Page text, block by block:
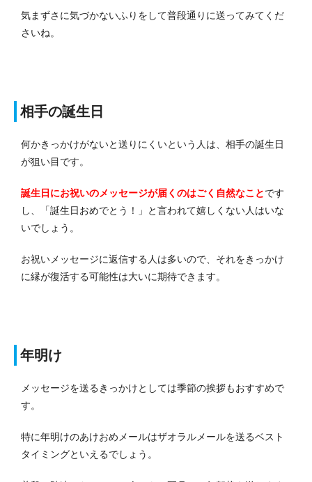
気まずさに気づかないふりをして普段通りに送ってみてくだ
さいね。
相手の誕生日
何かきっかけがないと送りにくいという人は、相手の誕生日
が狙い目です。
誕生日にお祝いのメッセージが届くのはごく自然なことです
し、「誕生日おめでとう！」と言われて嬉しくない人はいな
いでしょう。
お祝いメッセージに返信する人は多いので、それをきっかけ
に縁が復活する可能性は大いに期待できます。
年明け
メッセージを送るきっかけとしては季節の挨拶もおすすめで
す。
特に年明けのあけおめメールはザオラルメールを送るベスト
タイミングといえるでしょう。